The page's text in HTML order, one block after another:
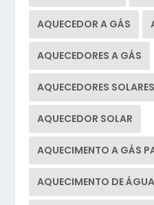
AQUECEDOR A GÁS
AQUECEDORES A GÁS
AQUECEDORES
AQUECEDOR SOLAR
AQUECIMENTO A GÁS
AQUECIMENTO DE ÁGUA